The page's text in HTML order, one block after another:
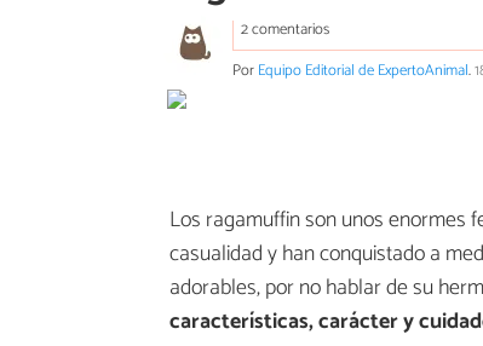
2 comentarios
PorEquipo Editorial de ExpertoAnimal.
Los ragamuffin son unos enormes
casualidad y han conquistado a
adorables, por no hablar de su
características, carácter y